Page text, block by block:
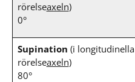
rörelseaxeln)
0°
Supination (i longitudinella
rörelseaxeln)
80°